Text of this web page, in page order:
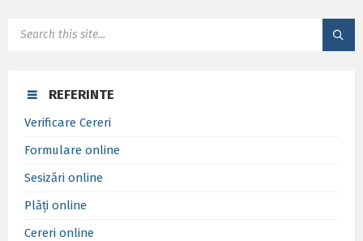
REFERINTE
Verificare Cereri
Formulare online
Sesizări online
Plăți online
Cereri online